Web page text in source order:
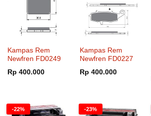
Kampas Rem
Newfren FD0249
Rp 400.000
Kampas Rem
Newfren FD0227
Rp 400.000
-22% -23%